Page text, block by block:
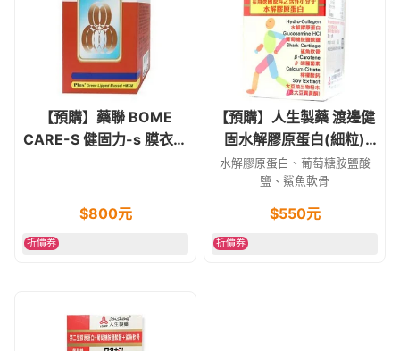
【預購】藥聯 BOME
CARE-S 健固力-s 膜衣錠
$800元
折價券
【預購】人生製藥 渡邊健
固水解膠原蛋白(細粒)
100g
水解膠原蛋白、葡萄糖胺鹽酸
鹽、鯊魚軟骨
$550元
折價券